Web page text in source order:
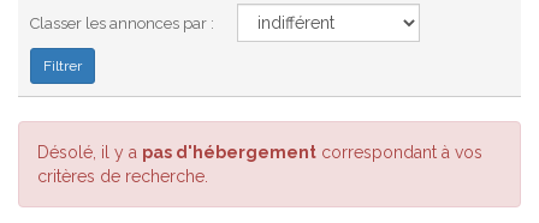
Classer les annonces par :
Désolé, il y a pas d'hébergement correspondant à vos
critères de recherche.